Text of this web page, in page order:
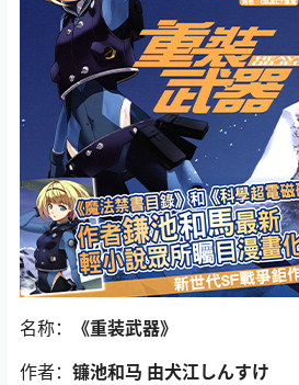
名称：
《重装武器》
作者： 镰池和马 由犬江しんすけ